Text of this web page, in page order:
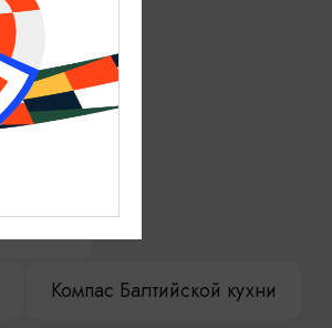
Компас Балтийской кухни